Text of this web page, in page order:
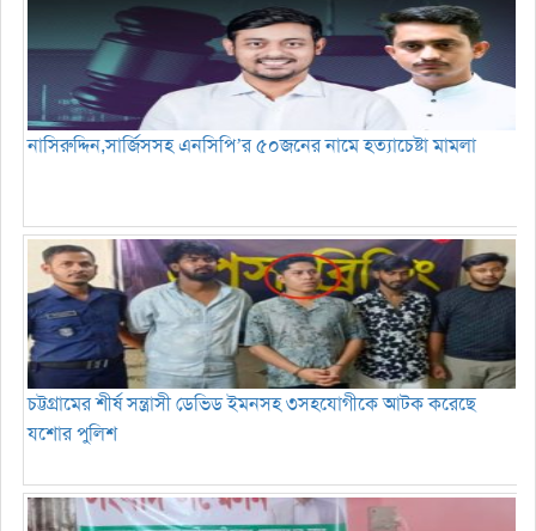
নাসিরুদ্দিন,সার্জিসসহ এনসিপি’র ৫০জনের নামে হত্যাচেষ্টা মামলা
চট্টগ্রামের শীর্ষ সন্ত্রাসী ডেভিড ইমনসহ ৩সহযোগীকে আটক করেছে
যশোর পুলিশ